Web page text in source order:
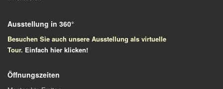
Ausstellung in 360°
Besuchen Sie auch unsere Ausstellung als virtuelle
Tour. Einfach hier klicken!
Öffnungszeiten